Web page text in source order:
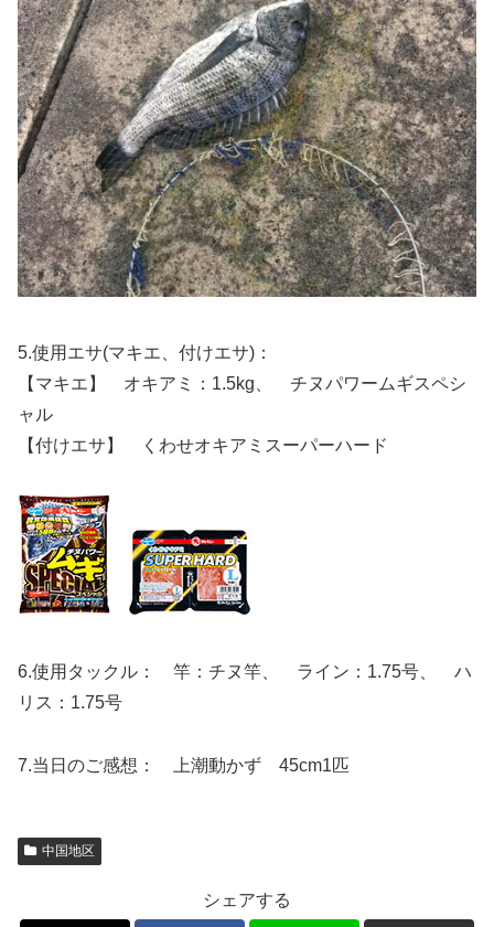
5.使用エサ(マキエ、付けエサ)：
【マキエ】 オキアミ：1.5kg、 チヌパワームギスペシ
ャル
【付けエサ】 くわせオキアミスーパーハード
6.使用タックル： 竿：チヌ竿、 ライン：1.75号、 ハ
リス：1.75号
7.当日のご感想： 上潮動かず 45cm1匹
中国地区
シェアする